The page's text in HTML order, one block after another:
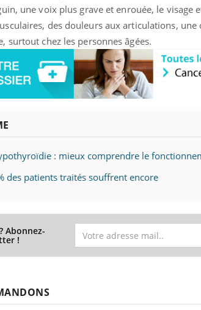
une voix plus grave et enrouée, le visage
des douleurs aux articulations,
surtout chez les personnes âgées.
: mieux comprendre le
des patients traités souffrent encore
Abonnez-
!